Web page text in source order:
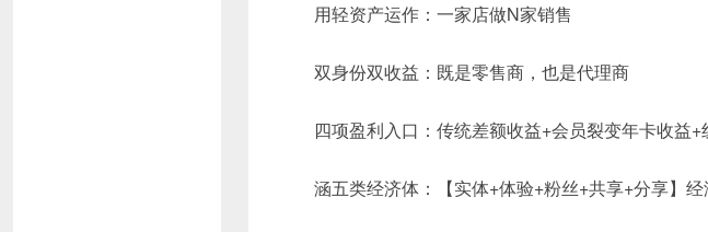
用轻资产运作：一家店做N家销售
双身份双收益：既是零售商，也是代理商
四项盈利入口：传统差额收益+会员裂变年卡收益
涵五类经济体：【实体+体验+粉丝+共享+分享】